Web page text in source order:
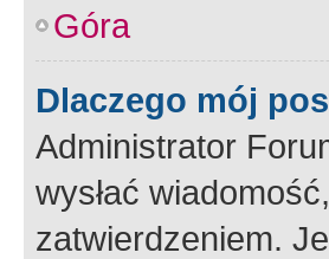
Góra
Dlaczego mój
Administrator
wysłać
zatwierdzeniem.